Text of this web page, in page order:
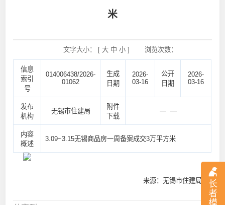
长
者
模
米
文字大小： [ 大 中 小] 浏览次数：
信息
索引
号
014006438/2026-
01062
生成
日期
2026-
03-16
公开
日期
2026-
03-16
发布
机构
无锡市住建局
附件
下载
— —
内容
概述
3.09~3.15无锡商品房一周备案成交3万平方米
来源：无锡市住建局